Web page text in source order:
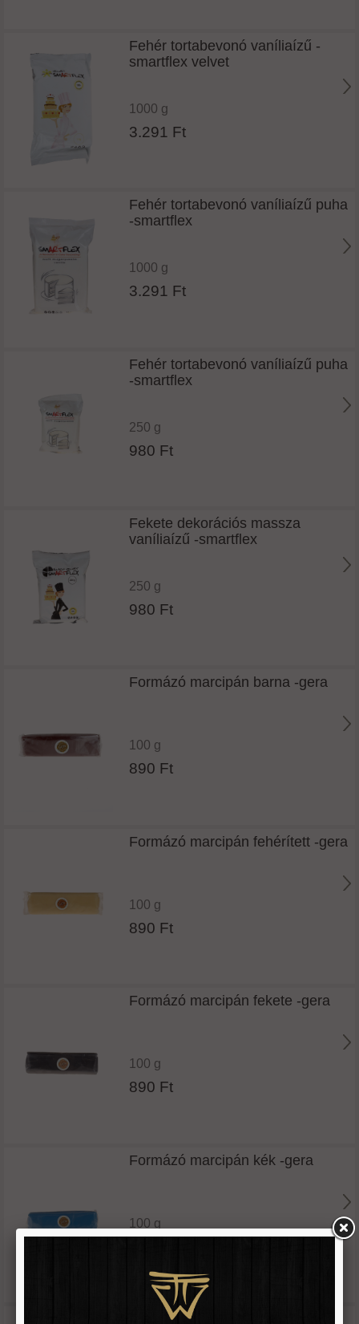
Fehér tortabevonó vaníliaízű -
smartflex velvet
1000 g
3.291 Ft
Fehér tortabevonó vaníliaízű puha
-smartflex
1000 g
3.291 Ft
Fehér tortabevonó vaníliaízű puha
-smartflex
250 g
980 Ft
Fekete dekorációs massza
vaníliaízű -smartflex
250 g
980 Ft
Formázó marcipán barna -gera
100 g
890 Ft
Formázó marcipán fehérített -gera
100 g
890 Ft
Formázó marcipán fekete -gera
100 g
890 Ft
Formázó marcipán kék -gera
100 g
Formázó marcipán lila -gera